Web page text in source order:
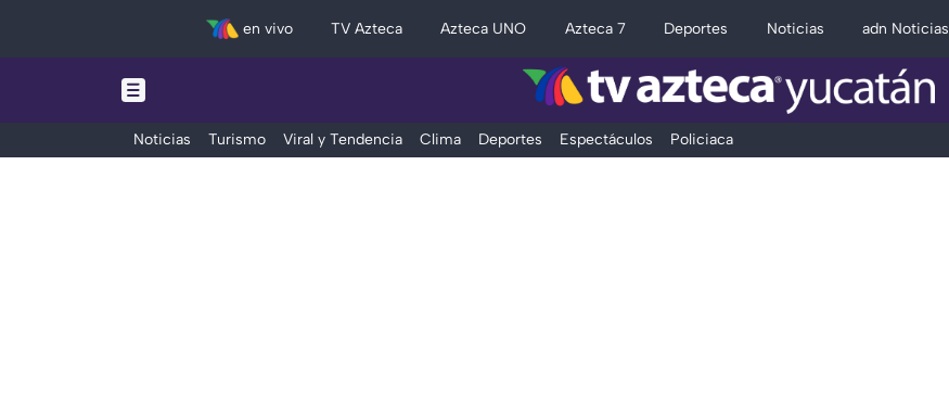
en vivo TV Azteca Azteca UNO Azteca 7 Deportes Noticias adn Noticias
Noticias Turismo Viral y Tendencia Clima Deportes Espectáculos Policiaca